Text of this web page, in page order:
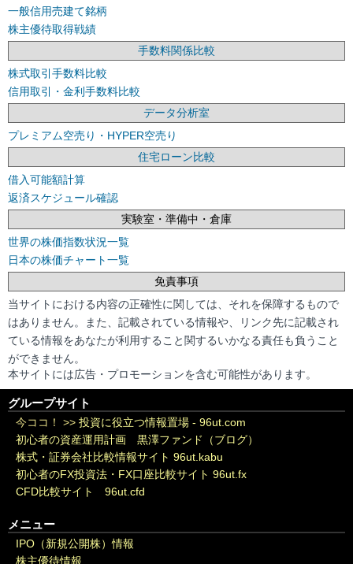
一般信用売建て銘柄
株主優待取得戦績
手数料関係比較
株式取引手数料比較
信用取引・金利手数料比較
データ分析室
プレミアム空売り・HYPER空売り
住宅ローン比較
借入可能額計算
返済スケジュール確認
実験室・準備中・倉庫
世界の株価指数状況一覧
日本の株価チャート一覧
免責事項
当サイトにおける内容の正確性に関しては、それを保障するもので
はありません。また、記載されている情報や、リンク先に記載され
ている情報をあなたが利用すること関するいかなる責任も負うこと
ができません。
本サイトには広告・プロモーションを含む可能性があります。
グループサイト
今ココ！ >> 投資に役立つ情報置場 - 96ut.com
初心者の資産運用計画 黒澤ファンド（ブログ）
株式・証券会社比較情報サイト 96ut.kabu
初心者のFX投資法・FX口座比較サイト 96ut.fx
CFD比較サイト 96ut.cfd
メニュー
IPO（新規公開株）情報
株主優待情報